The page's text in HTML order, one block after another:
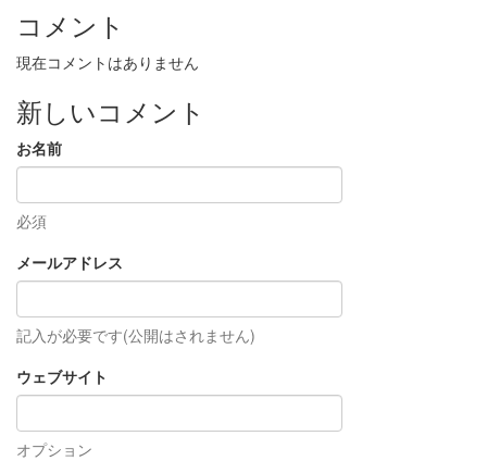
コメント
現在コメントはありません
新しいコメント
お名前
必須
メールアドレス
記入が必要です(公開はされません)
ウェブサイト
オプション